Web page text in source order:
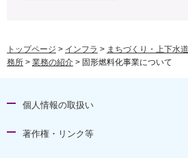
トップページ > インフラ > まちづくり・上下水
務所 > 業務の紹介 > 固形燃料化事業について
個人情報の取扱い
著作権・リンク等